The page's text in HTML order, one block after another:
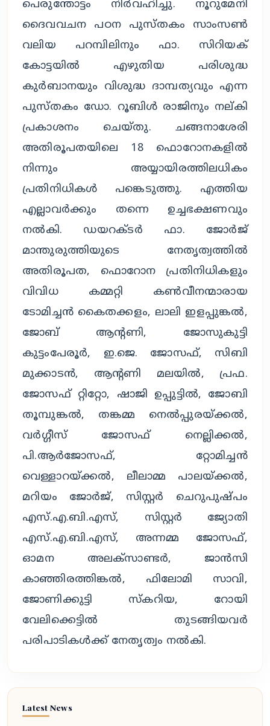
പെരുന്തോട്ടം നിര്‍വഹിച്ചു. നൂറുമേനി
ദൈവവചന പഠന പുസ്തകം സാംസണ്‍
വലിയ പറമ്പിലിനും ഫാ. സിറിയക്
കോട്ടയില്‍ എഴുതിയ പരിശുദ്ധ
കുര്‍ബാനയും വിശുദ്ധ ദാമ്പത്യവും എന്ന
പുസ്തകം ഡോ. റൂബിള്‍ രാജിനും നല്കി
പ്രകാശനം ചെയ്തു. ചങ്ങനാശേരി
അതിരൂപതയിലെ 18 ഫൊറോനകളില്‍
നിന്നും അയ്യായിരത്തിലധികം
പ്രതിനിധികള്‍ പങ്കെടുത്തു. എത്തിയ
എല്ലാവര്‍ക്കും തന്നെ ഉച്ചഭക്ഷണവും
നല്‍കി. ഡയറക്ടര്‍ ഫാ. ജോര്‍ജ്
മാന്തുരുത്തിയുടെ നേതൃത്വത്തില്‍
അതിരൂപത, ഫൊറോന പ്രതിനിധികളും
വിവിധ കമ്മറ്റി കണ്‍വീനന്മാരായ
ടോമിച്ചന്‍ കൈതക്കളം, ലാലി ഇളപ്പുങ്കല്‍,
ജോബ് ആന്റണി, ജോസുകുട്ടി
കുട്ടംപേരൂര്‍, ഇ.ജെ. ജോസഫ്, സിബി
മുക്കാടന്‍, ആന്റണി മലയില്‍, പ്രഫ.
ജോസഫ് റ്റിറ്റോ, ഷാജി ഉപ്പുട്ടില്‍, ജോബി
തൂമ്പുങ്കല്‍, തങ്കമ്മ നെല്‍പ്പുരയ്ക്കല്‍,
വര്‍ഗ്ഗീസ് ജോസഫ് നെല്ലിക്കല്‍,
പി.ആര്‍ജോസഫ്, റ്റോമിച്ചന്‍
വെള്ളാറയ്ക്കല്‍, ലീലാമ്മ പാലയ്ക്കല്‍,
മറിയം ജോര്‍ജ്, സിസ്റ്റര്‍ ചെറുപുഷ്പം
എസ്.എ.ബി.എസ്, സിസ്റ്റര്‍ ജ്യോതി
എസ്.എ.ബി.എസ്, അന്നമ്മ ജോസഫ്,
ഓമന അലക്സാണ്ടര്‍, ജാന്‍സി
കാഞ്ഞിരത്തിങ്കല്‍, ഫിലോമി സാവി,
ജോണിക്കുട്ടി സ്‌കറിയ, റോയി
വേലിക്കെട്ടില്‍ തുടങ്ങിയവര്‍
പരിപാടികള്‍ക്ക് നേതൃത്വം നല്‍കി.
Latest News